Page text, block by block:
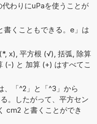
わりにuPaを使うことが
書くこともできる。e」は
x), 平方根 (√), 括弧, 除算
(-) と 加算 (+) はすべてこ
、「^2」と「^3」から
。したがって、平方セン
cm2 と書くことができ